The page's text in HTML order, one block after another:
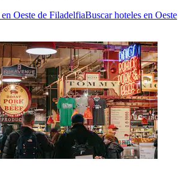
Oeste de FiladelfiaBuscar hoteles en Oeste